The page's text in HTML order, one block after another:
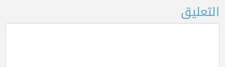
التعليق